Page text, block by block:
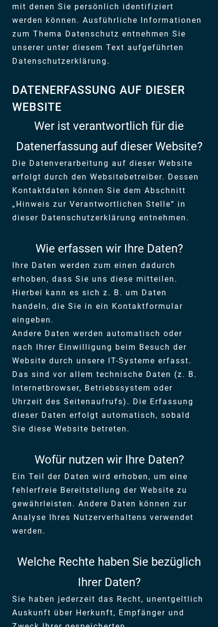
mit denen Sie persönlich identifiziert
werden können. Ausführliche Informationen
zum Thema Datenschutz entnehmen Sie
unserer unter diesem Text aufgeführten
Datenschutzerklärung.
DATENERFASSUNG AUF DIESER
WEBSITE
Wer ist verantwortlich für die
Datenerfassung auf dieser Website?
Die Datenverarbeitung auf dieser Website
erfolgt durch den Websitebetreiber. Dessen
Kontaktdaten können Sie dem Abschnitt
„Hinweis zur Verantwortlichen Stelle“ in
dieser Datenschutzerklärung entnehmen.
Wie erfassen wir Ihre Daten?
Ihre Daten werden zum einen dadurch
erhoben, dass Sie uns diese mitteilen.
Hierbei kann es sich z. B. um Daten
handeln, die Sie in ein Kontaktformular
eingeben.
Andere Daten werden automatisch oder
nach Ihrer Einwilligung beim Besuch der
Website durch unsere IT-Systeme erfasst.
Das sind vor allem technische Daten (z. B.
Internetbrowser, Betriebssystem oder
Uhrzeit des Seitenaufrufs). Die Erfassung
dieser Daten erfolgt automatisch, sobald
Sie diese Website betreten.
Wofür nutzen wir Ihre Daten?
Ein Teil der Daten wird erhoben, um eine
fehlerfreie Bereitstellung der Website zu
gewährleisten. Andere Daten können zur
Analyse Ihres Nutzerverhaltens verwendet
werden.
Welche Rechte haben Sie bezüglich
Ihrer Daten?
Sie haben jederzeit das Recht, unentgeltlich
Auskunft über Herkunft, Empfänger und